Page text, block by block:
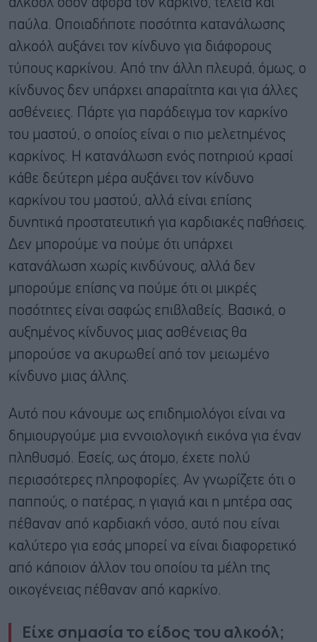
αλκοόλ όσον αφορά τον καρκίνο, τελεία και
παύλα. Οποιαδήποτε ποσότητα κατανάλωσης
αλκοόλ αυξάνει τον κίνδυνο για διάφορους
τύπους καρκίνου. Από την άλλη πλευρά, όμως, ο
κίνδυνος δεν υπάρχει απαραίτητα και για άλλες
ασθένειες. Πάρτε για παράδειγμα τον καρκίνο
του μαστού, ο οποίος είναι ο πιο μελετημένος
καρκίνος. Η κατανάλωση ενός ποτηριού κρασί
κάθε δεύτερη μέρα αυξάνει τον κίνδυνο
καρκίνου του μαστού, αλλά είναι επίσης
δυνητικά προστατευτική για καρδιακές παθήσεις.
Δεν μπορούμε να πούμε ότι υπάρχει
κατανάλωση χωρίς κινδύνους, αλλά δεν
μπορούμε επίσης να πούμε ότι οι μικρές
ποσότητες είναι σαφώς επιβλαβείς. Βασικά, ο
αυξημένος κίνδυνος μιας ασθένειας θα
μπορούσε να ακυρωθεί από τον μειωμένο
κίνδυνο μιας άλλης.
Αυτό που κάνουμε ως επιδημιολόγοι είναι να
δημιουργούμε μια εννοιολογική εικόνα για έναν
πληθυσμό. Εσείς, ως άτομο, έχετε πολύ
περισσότερες πληροφορίες. Αν γνωρίζετε ότι ο
παππούς, ο πατέρας, η γιαγιά και η μητέρα σας
πέθαναν από καρδιακή νόσο, αυτό που είναι
καλύτερο για εσάς μπορεί να είναι διαφορετικό
από κάποιον άλλον του οποίου τα μέλη της
οικογένειας πέθαναν από καρκίνο.
Είχε σημασία το είδος του αλκοόλ;